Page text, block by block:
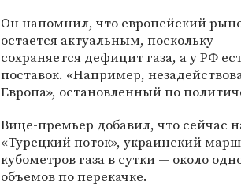
Он напомнил, что европейский
остается актуальным, поскольку
сохраняется дефицит газа, а у РФ
поставок. «Например,
Европа», остановленный по
Вице-премьер добавил, что сейчас
«Турецкий поток», украинский
кубометров газа в сутки — около
объемов по перекачке.